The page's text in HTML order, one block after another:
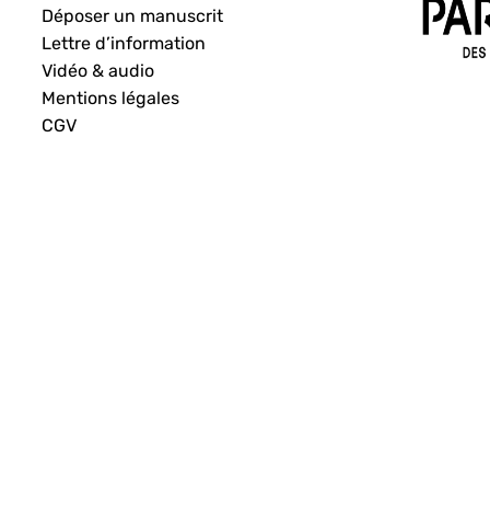
Déposer un manuscrit
Lettre d’information
Vidéo & audio
Mentions légales
CGV